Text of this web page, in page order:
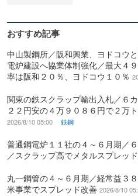
おすすめ記事
中山製鋼所／阪和興業、ヨドコウ
電炉建設へ協業体制強化／最大４
率は阪和２０％、ヨドコウ１０％
関東の鉄スクラップ輸出入札／６
２２円安の４万９０８６円で２万
2026/8/10 05:00 鉄鋼
普通鋼電炉１１社の４～６月期／
／スクラップ高でメタルスプレッ
丸一鋼管の４～６月期／経常益３
米事業でスプレッド改善 2026/8/10